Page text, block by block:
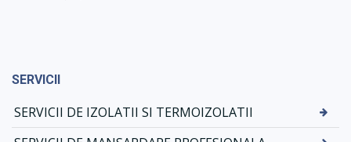
SERVICII
SERVICII DE IZOLATII SI TERMOIZOLATII